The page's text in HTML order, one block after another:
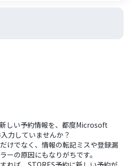
しい予約情報を、都度Microsoft
力していませんか？
けでなく、情報の転記ミスや登録漏
ーの原因にもなりがちです。